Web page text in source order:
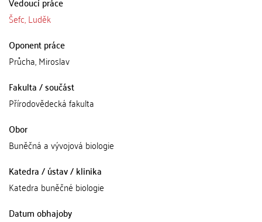
Šefc, Luděk
Oponent práce
Průcha, Miroslav
Fakulta / součást
Přírodovědecká fakulta
Obor
Buněčná a vývojová biologie
Katedra / ústav / klinika
Katedra buněčné biologie
Datum obhajoby